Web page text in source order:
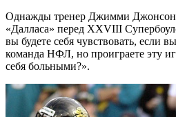
Однажды тренер Джимми Джонсон
«Далласа» перед XXVIII
вы будете себя чувствовать, если
команда НФЛ, но проиграете эту
себя больными?».